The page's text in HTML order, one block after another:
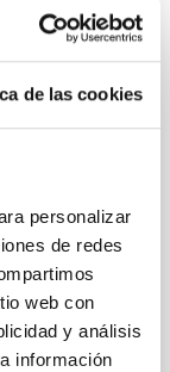
de las cookies
personalizar
de redes
web con
y análisis
información